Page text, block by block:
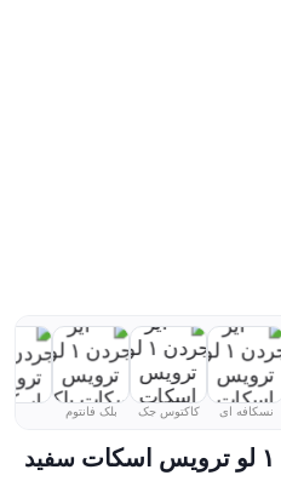
نسکافه ای کاکتوس جک بلک فانتوم
سفید